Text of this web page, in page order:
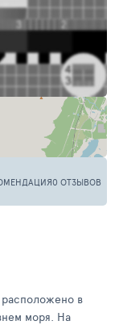
0 ОТЗЫВОВ
расположено в
моря. На